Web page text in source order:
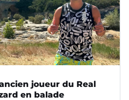
joueur du Real
en balade